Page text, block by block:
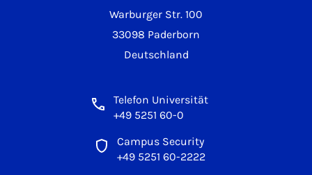
Warburger Str. 100
33098 Paderborn
Deutschland
Telefon Universität
+49 5251 60-0
Campus Security
+49 5251 60-2222